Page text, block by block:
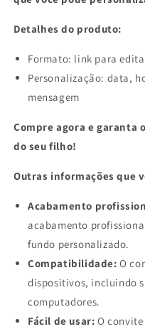
Detalhes do produto:
Formato: link para
Personalização: data,
mensagem
Compre agora e garanta
do seu filho!
Outras informações que
Acabamento
acabamento
fundo personalizado.
Compatibilidade: O
dispositivos, incluindo
computadores.
Fácil de usar: O